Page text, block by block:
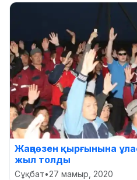
Жаңаөзен қырғынына
жыл толды
Сұқбат•27 мамыр, 2020